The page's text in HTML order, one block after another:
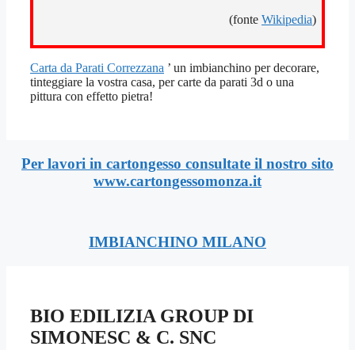
(fonte Wikipedia)
Carta da Parati Correzzana ’ un imbianchino per decorare,
tinteggiare la vostra casa, per carte da parati 3d o una
pittura con effetto pietra!
Per lavori in cartongesso consultate il nostro sito
www.cartongessomonza.it
IMBIANCHINO MILANO
BIO EDILIZIA GROUP DI
SIMONESC & C. SNC